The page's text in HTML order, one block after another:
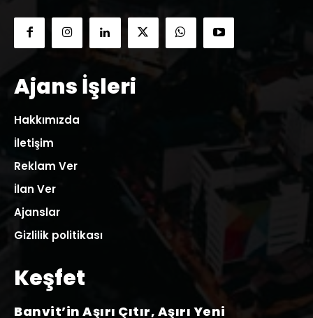
Ajans İşleri
Hakkımızda
İletişim
Reklam Ver
İlan Ver
Ajanslar
Gizlilik politikası
Keşfet
Banvit’in Aşırı Çıtır, Aşırı Yeni